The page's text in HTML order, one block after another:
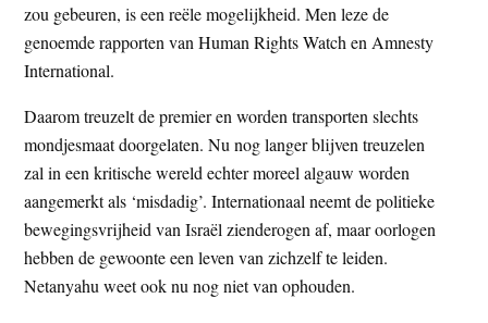
zou gebeuren, is een reële mogelijkheid. Men leze de
genoemde rapporten van Human Rights Watch en Amnesty
International.
Daarom treuzelt de premier en worden transporten slechts
mondjesmaat doorgelaten. Nu nog langer blijven treuzelen
zal in een kritische wereld echter moreel algauw worden
aangemerkt als ‘misdadig’. Internationaal neemt de politieke
bewegingsvrijheid van Israël zienderogen af, maar oorlogen
hebben de gewoonte een leven van zichzelf te leiden.
Netanyahu weet ook nu nog niet van ophouden.